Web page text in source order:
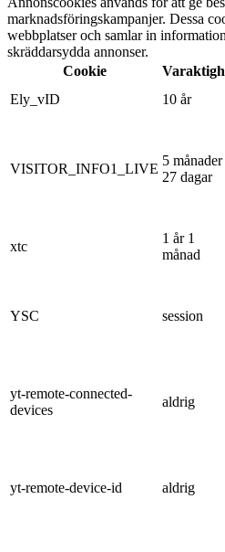
marknadsföringskampanjer. Dessa
webbplatser och samlar in
skräddarsydda annonser.
Cookie
Ely_vID
10 år
VISITOR_INFO1_LIVE
5 månader
27 dagar
xtc
1 år 1
månad
YSC session
yt-remote-connected-
devices
aldrig
yt-remote-device-id aldrig